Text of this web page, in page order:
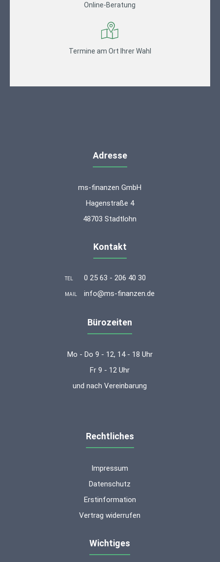
Online-Beratung
Termine am Ort Ihrer Wahl
Adresse
ms-finanzen GmbH
Hagenstraße 4
48703 Stadtlohn
Kontakt
TEL 0 25 63 - 206 40 30
MAIL info@ms-finanzen.de
Bürozeiten
Mo - Do 9 - 12, 14 - 18 Uhr
Fr 9 - 12 Uhr
und nach Vereinbarung
Rechtliches
Impressum
Datenschutz
Erstinformation
Vertrag widerrufen
Wichtiges